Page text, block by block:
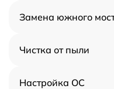
Замена южного
Чистка от пыли
Настройка ОС